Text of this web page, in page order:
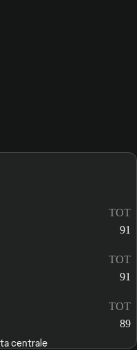
TOT
91
TOT
91
TOT
89
centrale